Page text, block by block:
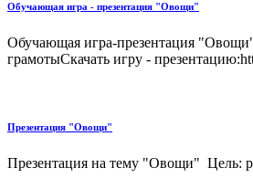
Обучающая игра - презентация "Овощи"
Обучающая игра-презентация
грамотыСкачать игру -
Презентация "Овощи"
Презентация на тему "Овощи" Цель: